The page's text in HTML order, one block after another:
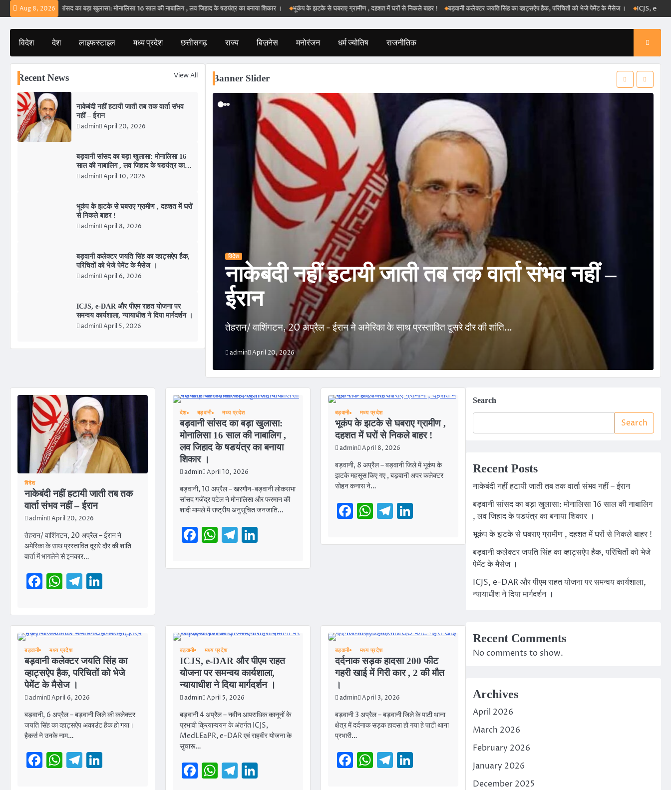
Skip
to
content
Aug 8, 2026
बड़वानी सांसद का बड़ा खुलासा: मोनालिसा 16 साल की नाबालिग , लव जिहाद के षडयंत्र का बनाया शिकार । भूकंप के झटके से घबराए ग्रामीण , दहशत में घरों से निकले बाहर ! बड़वानी कलेक्टर जयति सिंह का व्हाट्सऐप हैक, परिचितों को भेजे पेमेंट के मैसेज । ICJS, e-DAR और पीएम
विदेश देश लाइफस्टाइल मध्य प्रदेश छत्तीसगढ़ राज्य बिज़नेस मनोरंजन धर्म ज्योतिष राजनीतिक
Recent News View All
नाकेबंदी नहीं हटायी जाती तब तक वार्ता संभव
नहीं – ईरान
admin April 20, 2026
बड़वानी सांसद का बड़ा खुलासा: मोनालिसा 16
साल की नाबालिग , लव जिहाद के षडयंत्र का
बनाया शिकार ।
admin April 10, 2026
भूकंप के झटके से घबराए ग्रामीण , दहशत में घरों
से निकले बाहर !
admin April 8, 2026
बड़वानी कलेक्टर जयति सिंह का व्हाट्सऐप हैक,
परिचितों को भेजे पेमेंट के मैसेज ।
admin April 6, 2026
ICJS, e-DAR और पीएम राहत योजना पर
समन्वय कार्यशाला, न्यायाधीश ने दिया मार्गदर्शन ।
admin April 5, 2026
Banner Slider
, दहशत में घरों से
विदेश
नाकेबंदी नहीं हटायी जाती तब तक वार्ता संभव नहीं –
ईरान
तेहरान/ वाशिंगटन, 20 अप्रैल - ईरान ने अमेरिका के साथ प्रस्तावित दूसरे दौर की शांति…
admin April 20, 2026
विदेश
नाकेबंदी नहीं हटायी जाती तब तक
वार्ता संभव नहीं – ईरान
admin April 20, 2026
तेहरान/ वाशिंगटन, 20 अप्रैल – ईरान ने
अमेरिका के साथ प्रस्तावित दूसरे दौर की शांति
वार्ता में भागलेने से इनकार…
Facebook
WhatsApp
Telegram
देश बड़वानी मध्य प्रदेश
बड़वानी सांसद का बड़ा खुलासा:
मोनालिसा 16 साल की नाबालिग ,
लव जिहाद के षडयंत्र का बनाया
शिकार ।
admin April 10, 2026
बड़वानी, 10 अप्रैल – खरगौन-बड़वानी लोकसभा
सांसद गजेंद्र पटेल ने मोनालिसा और फरमान की
शादी मामले में राष्ट्रीय अनुसूचित जनजाति…
Facebook
WhatsApp
Telegram
LinkedIn
बड़वानी मध्य प्रदेश
भूकंप के झटके से घबराए ग्रामीण ,
दहशत में घरों से निकले बाहर !
admin April 8, 2026
बड़वानी, 8 अप्रैल – बड़वानी जिले में भूकंप के
झटके महसूस किए गए , बड़वानी अपर कलेक्टर
सोहन कनास ने…
Facebook
WhatsApp
Telegram
LinkedIn
बड़वानी मध्य प्रदेश
बड़वानी कलेक्टर जयति सिंह का
व्हाट्सऐप हैक, परिचितों को भेजे
पेमेंट के मैसेज ।
admin April 6, 2026
बड़वानी, 6 अप्रैल – बड़वानी जिले की कलेक्टर
जयति सिंह का व्हाट्सऐप अकाउंट हैक हो गया।
हैकर्स ने उनके नाम…
Facebook
WhatsApp
Telegram
बड़वानी मध्य प्रदेश
ICJS, e-DAR और पीएम राहत
योजना पर समन्वय कार्यशाला,
न्यायाधीश ने दिया मार्गदर्शन ।
admin April 5, 2026
बड़वानी 4 अप्रैल – नवीन आपराधिक कानूनों के
प्रभावी क्रियान्वयन के अंतर्गत ICJS,
MedLEaPR, e-DAR एवं राहवीर योजना के
सुचारू…
Facebook
WhatsApp
Telegram
LinkedIn
बड़वानी मध्य प्रदेश
दर्दनाक सड़क हादसा 200 फीट
गहरी खाई में गिरी कार , 2 की मौत
।
admin April 3, 2026
बड़वानी 3 अप्रैल – बड़वानी जिले के पाटी थाना
क्षेत्र में दर्दनाक सड़क हादसा हो गया हे पाटी थाना
प्रभारी…
Facebook
WhatsApp
Telegram
LinkedIn
Search
Search
Recent Posts
नाकेबंदी नहीं हटायी जाती तब तक वार्ता संभव नहीं – ईरान
बड़वानी सांसद का बड़ा खुलासा: मोनालिसा 16 साल की नाबालिग
, लव जिहाद के षडयंत्र का बनाया शिकार ।
भूकंप के झटके से घबराए ग्रामीण , दहशत में घरों से निकले बाहर !
बड़वानी कलेक्टर जयति सिंह का व्हाट्सऐप हैक, परिचितों को भेजे
पेमेंट के मैसेज ।
ICJS, e-DAR और पीएम राहत योजना पर समन्वय कार्यशाला,
न्यायाधीश ने दिया मार्गदर्शन ।
Recent Comments
No comments to show.
Archives
April 2026
March 2026
February 2026
January 2026
December 2025